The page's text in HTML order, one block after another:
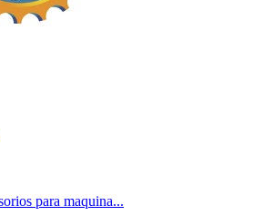
para maquina...